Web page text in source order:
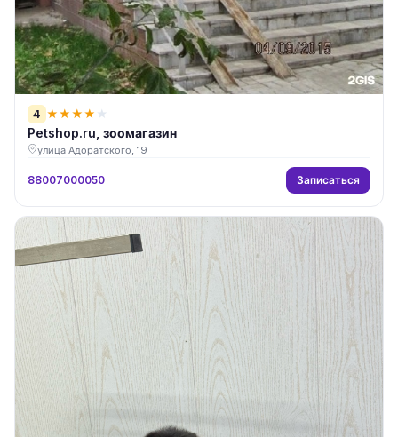
4 ★★★★ ★
Petshop.ru, зоомагазин
улица Адоратского, 19
88007000050 Записаться